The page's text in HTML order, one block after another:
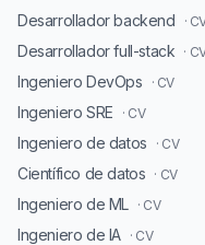
Desarrollador backend ·
Desarrollador full-stack ·
Ingeniero DevOps · CV
Ingeniero SRE · CV
Ingeniero de datos · CV
Científico de datos · CV
Ingeniero de ML · CV
Ingeniero de IA · CV